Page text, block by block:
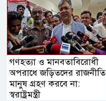
গণহত্যা ও মানবতাবিরোধী
অপরাধে জড়িতদের রাজনীতি
মানুষ গ্রহণ করবে না:
স্বরাষ্ট্রমন্ত্রী